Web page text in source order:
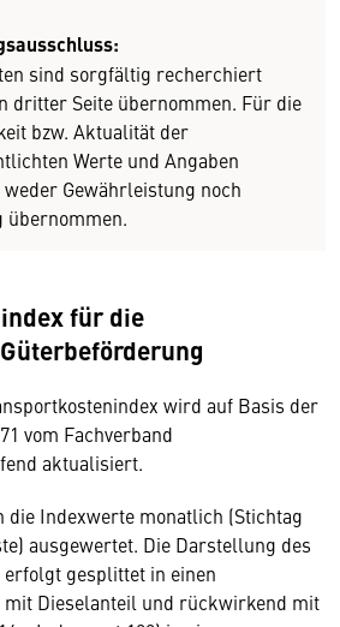
sind sorgfältig recherchiert
dritter Seite übernommen. Für die
bzw. Aktualität der
Werte und Angaben
Gewährleistung noch
übernommen.
für die
wird auf Basis der
vom Fachverband
aktualisiert.
die Indexwerte monatlich (Stichtag
ausgewertet. Die Darstellung des
gesplittet in einen
mit Dieselanteil und rückwirkend mit